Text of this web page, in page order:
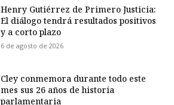
Henry Gutiérrez de Primero Justicia:
El diálogo tendrá resultados positivos
y a corto plazo
6 de agosto de 2026
Cley conmemora durante todo este
mes sus 26 años de historia
parlamentaria